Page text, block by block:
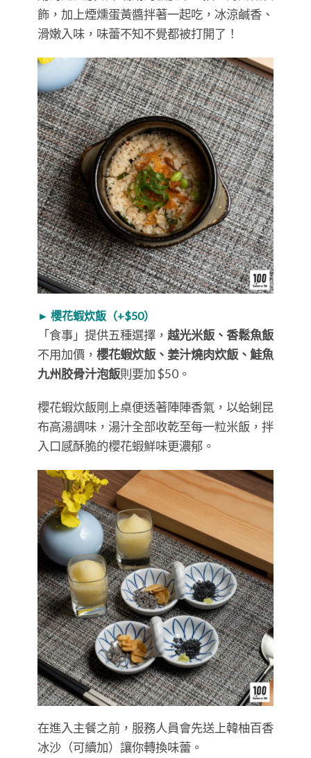
飾，加上煙燻蛋黃醬拌著一起吃，冰涼鹹香、
滑嫩入味，味蕾不知不覺都被打開了！
► 櫻花蝦炊飯（+$50）
「食事」提供五種選擇， 越光米飯、香鬆魚飯
不用加價， 櫻花蝦炊飯、姜汁燒肉炊飯、鮭魚
九州胶骨汁泡飯則要加 $50。
櫻花蝦炊飯剛上桌便透著陣陣香氣，以蛤蜊昆
布高湯調味，湯汁全部收乾至每一粒米飯，拌
入口感酥脆的櫻花蝦鮮味更濃郁。
在進入主餐之前，服務人員會先送上韓柚百香
冰沙（可續加）讓你轉換味蕾。